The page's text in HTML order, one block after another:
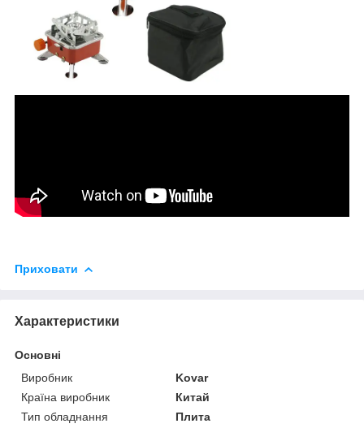
Приховати
Характеристики
Основні
Виробник
Kovar
Країна виробник
Китай
Тип обладнання
Плита